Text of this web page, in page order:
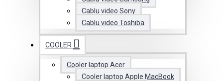
Cablu video Sony
Cablu video Toshiba
COOLER
Cooler laptop Acer
Cooler laptop Apple MacBook